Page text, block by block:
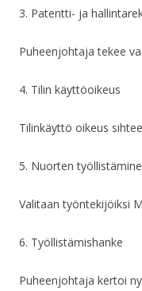
3. Patentti- ja
Puheenjohtaja tekee
4. Tilin käyttöoikeus
Tilinkäyttö oikeus
5. Nuorten
Valitaan työntekijöiksi
6. Työllistämishanke
Puheenjohtaja kertoi